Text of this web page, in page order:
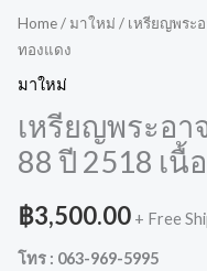
Home/ มาใหม่ / เหรียญพระ
ทองแดง
มาใหม่
เหรียญพระอา
88 ปี 2518 เนื้
฿3,500.00 + Free
โทร : 063-969-5995